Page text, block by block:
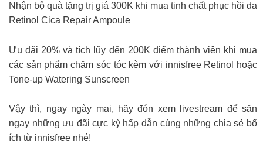
Nhận bộ quà tặng trị giá 300K khi mua tinh chất phục hồi da
Retinol Cica Repair Ampoule
Ưu đãi 20% và tích lũy đến 200K điểm thành viên khi mua
các sản phẩm chăm sóc tóc kèm với innisfree Retinol hoặc
Tone-up Watering Sunscreen
Vậy thì, ngay ngày mai, hãy đón xem livestream để săn
ngay những ưu đãi cực kỳ hấp dẫn cùng những chia sẻ bổ
ích từ innisfree nhé!